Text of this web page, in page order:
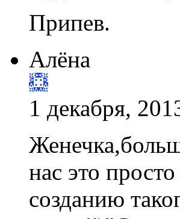
Припев.
Алёна
1 декабря,
нас это
созданию